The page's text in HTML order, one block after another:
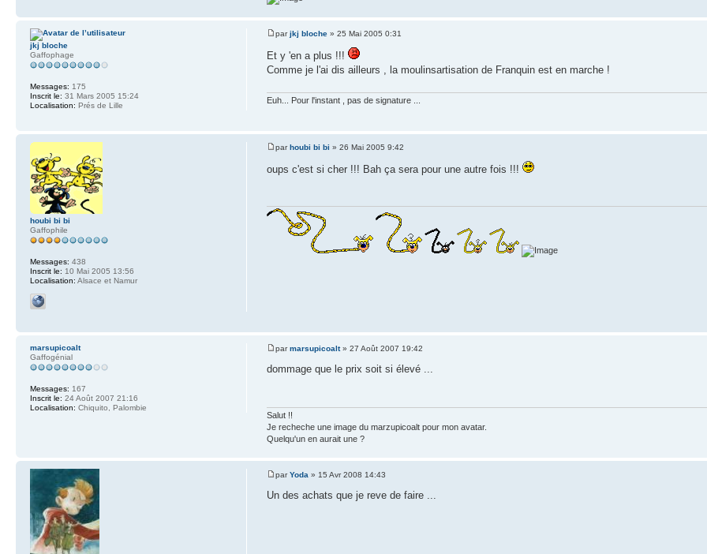
parjkj bloche » 25 Mai 2005 0:31
Et y 'en a plus !!!
Comme je l'ai dis ailleurs , la moulinsartisation de Franquin est en marche !
Euh... Pour l'instant , pas de signature ...
jkj bloche
Gaffophage
Messages: 175
Inscrit le: 31 Mars 2005 15:24
Localisation: Prés de Lille
par houbi bi bi » 26 Mai 2005 9:42
oups c'est si cher !!! Bah ça sera pour une autre fois !!!
houbi bi bi
Gaffophile
Messages: 438
Inscrit le: 10 Mai 2005 13:56
Localisation: Alsace et Namur
parmarsupicoalt» 27 Août 2007 19:42
dommage que le prix soit si élevé ...
Salut !!
Je recheche une image du marzupicoalt pour mon avatar.
Quelqu'un en aurait une ?
marsupicoalt
Gaffogénial
Messages: 167
Inscrit le: 24 Août 2007 21:16
Localisation: Chiquito, Palombie
parYoda » 15 Avr 2008 14:43
Un des achats que je reve de faire ...